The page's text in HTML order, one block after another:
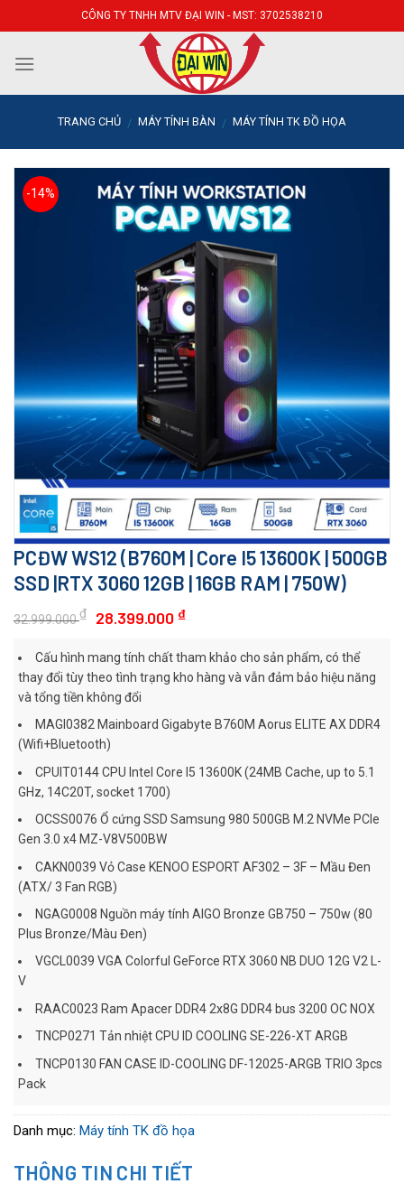
to
content
CÔNG TY TNHH MTV ĐẠI WIN - MST: 3702538210
TRANG CHỦ / MÁY TÍNH BÀN / MÁY TÍNH TK ĐỒ HỌA
-14%
PCĐW WS12 (B760M | Core I5 13600K | 500GB
SSD |RTX 3060 12GB | 16GB RAM | 750W)
32.999.000₫ 28.399.000 ₫
Cấu hình mang tính chất tham khảo cho sản phẩm, có thể
thay đổi tùy theo tình trạng kho hàng và vẫn đảm bảo hiệu năng
và tổng tiền không đổi
MAGI0382 Mainboard Gigabyte B760M Aorus ELITE AX DDR4
(Wifi+Bluetooth)
CPUIT0144 CPU Intel Core I5 13600K (24MB Cache, up to 5.1
GHz, 14C20T, socket 1700)
OCSS0076 Ổ cứng SSD Samsung 980 500GB M.2 NVMe PCIe
Gen 3.0 x4 MZ-V8V500BW
CAKN0039 Vỏ Case KENOO ESPORT AF302 – 3F – Mầu Đen
(ATX/ 3 Fan RGB)
NGAG0008 Nguồn máy tính AIGO Bronze GB750 – 750w (80
Plus Bronze/Màu Đen)
VGCL0039 VGA Colorful GeForce RTX 3060 NB DUO 12G V2 L-
V
RAAC0023 Ram Apacer DDR4 2x8G DDR4 bus 3200 OC NOX
TNCP0271 Tản nhiệt CPU ID COOLING SE-226-XT ARGB
TNCP0130 FAN CASE ID-COOLING DF-12025-ARGB TRIO 3pcs
Pack
Danh mục: Máy tính TK đồ họa
THÔNG TIN CHI TIẾT